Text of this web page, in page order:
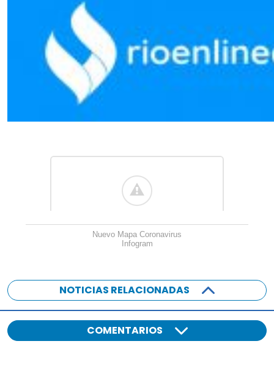
Nuevo Mapa Coronavirus
Infogram
NOTICIAS RELACIONADAS
COMENTARIOS